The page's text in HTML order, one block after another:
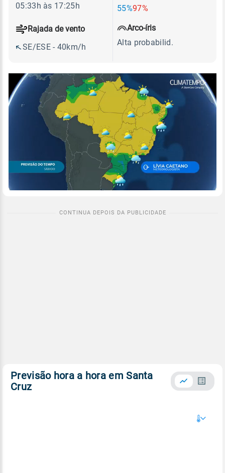
55%97%
Rajada de vento
SE/ESE - 40km/h
05:33h às 17:25h
Arco-íris
Alta probabilid.
Previsão hora a hora em Santa
Cruz